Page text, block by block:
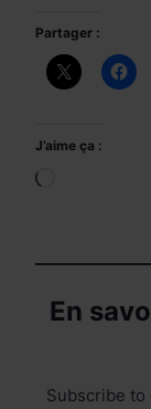
Partager :
J’aime ça :
En
Subscribe to